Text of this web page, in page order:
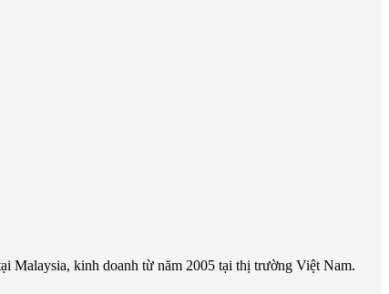
Malaysia, kinh doanh từ năm 2005 tại thị trường Việt Nam.